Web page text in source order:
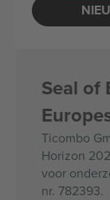
Seal of
Ticombo
Horizon
voor
nr. 782393.